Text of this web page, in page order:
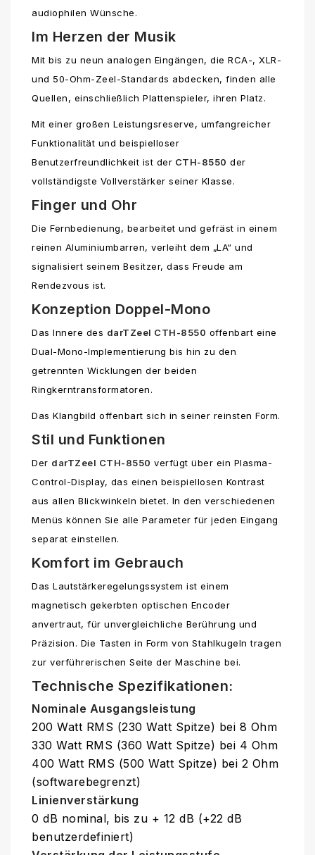
audiophilen Wünsche.
Im Herzen der Musik
Mit bis zu neun analogen Eingängen, die RCA-, XLR-
und 50-Ohm-Zeel-Standards abdecken, finden alle
Quellen, einschließlich Plattenspieler, ihren Platz.
Mit einer großen Leistungsreserve, umfangreicher
Funktionalität und beispielloser
Benutzerfreundlichkeit ist der CTH-8550 der
vollständigste Vollverstärker seiner Klasse.
Finger und Ohr
Die Fernbedienung, bearbeitet und gefräst in einem
reinen Aluminiumbarren, verleiht dem „LA“ und
signalisiert seinem Besitzer, dass Freude am
Rendezvous ist.
Konzeption Doppel-Mono
Das Innere des darTZeel CTH-8550 offenbart eine
Dual-Mono-Implementierung bis hin zu den
getrennten Wicklungen der beiden
Ringkerntransformatoren.
Das Klangbild offenbart sich in seiner reinsten Form.
Stil und Funktionen
Der darTZeel CTH-8550 verfügt über ein Plasma-
Control-Display, das einen beispiellosen Kontrast
aus allen Blickwinkeln bietet. In den verschiedenen
Menüs können Sie alle Parameter für jeden Eingang
separat einstellen.
Komfort im Gebrauch
Das Lautstärkeregelungssystem ist einem
magnetisch gekerbten optischen Encoder
anvertraut, für unvergleichliche Berührung und
Präzision. Die Tasten in Form von Stahlkugeln tragen
zur verführerischen Seite der Maschine bei.
Technische Spezifikationen:
Nominale Ausgangsleistung
200 Watt RMS (230 Watt Spitze) bei 8 Ohm
330 Watt RMS (360 Watt Spitze) bei 4 Ohm
400 Watt RMS (500 Watt Spitze) bei 2 Ohm
(softwarebegrenzt)
Linienverstärkung
0 dB nominal, bis zu + 12 dB (+22 dB
benutzerdefiniert)